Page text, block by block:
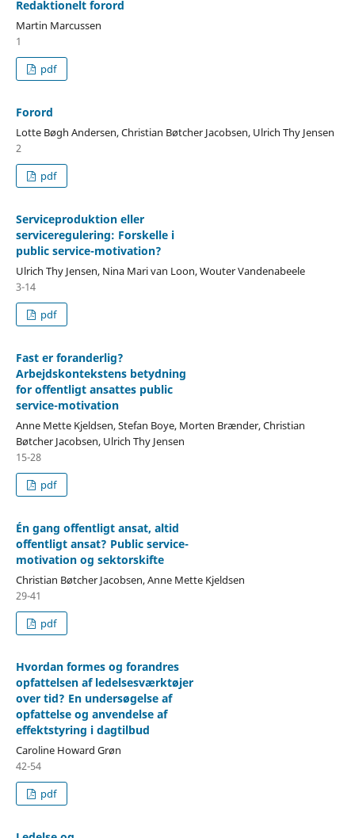
Redaktionelt forord
Martin Marcussen
1
pdf
Forord
Lotte Bøgh Andersen, Christian Bøtcher Jacobsen, Ulrich Thy Jensen
2
pdf
Serviceproduktion eller
serviceregulering: Forskelle i
public service-motivation?
Ulrich Thy Jensen, Nina Mari van Loon, Wouter Vandenabeele
3-14
pdf
Fast er foranderlig?
Arbejdskontekstens betydning
for offentligt ansattes public
service-motivation
Anne Mette Kjeldsen, Stefan Boye, Morten Brænder, Christian
Bøtcher Jacobsen, Ulrich Thy Jensen
15-28
pdf
Én gang offentligt ansat, altid
offentligt ansat? Public service-
motivation og sektorskifte
Christian Bøtcher Jacobsen, Anne Mette Kjeldsen
29-41
pdf
Hvordan formes og forandres
opfattelsen af ledelsesværktøjer
over tid? En undersøgelse af
opfattelse og anvendelse af
effektstyring i dagtilbud
Caroline Howard Grøn
42-54
pdf